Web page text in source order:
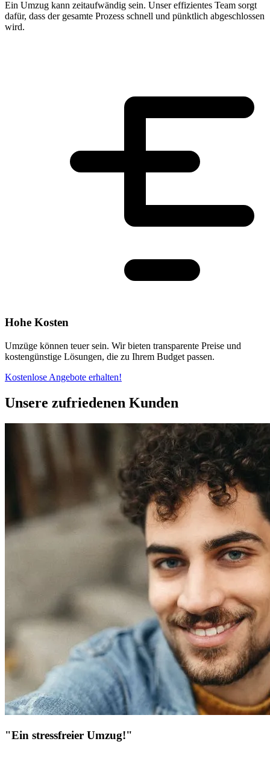
Ein Umzug kann zeitaufwändig sein. Unser effizientes Team sorgt
dafür, dass der gesamte Prozess schnell und pünktlich abgeschlossen
wird.
Hohe Kosten
Umzüge können teuer sein. Wir bieten transparente Preise und
kostengünstige Lösungen, die zu Ihrem Budget passen.
Kostenlose Angebote erhalten!
Unsere zufriedenen Kunden
"Ein stressfreier Umzug!"